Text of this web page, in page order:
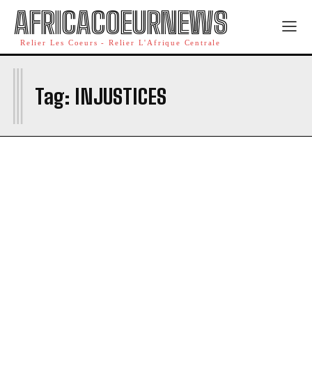
AFRICACOEURNEWS
Relier Les Coeurs - Relier L'Afrique Centrale
Tag: INJUSTICES
I